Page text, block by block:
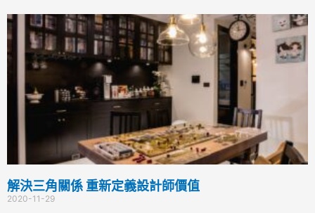
解決三角關係 重新定義設計師價值
2020-11-29